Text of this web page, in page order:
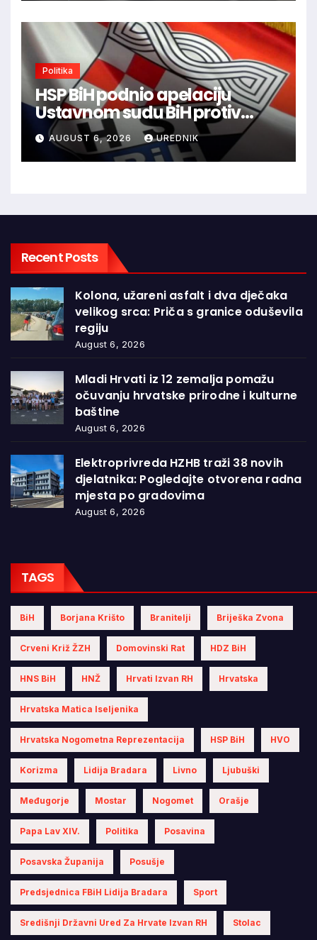
Politika
HSP BiH podnio apelaciju
Ustavnom sudu BiH protiv
ovjere kandidature Slavena
Kovačevića
AUGUST 6, 2026 UREDNIK
Recent Posts
Kolona, užareni asfalt i dva dječaka
velikog srca: Priča s granice oduševila
regiju
August 6, 2026
Mladi Hrvati iz 12 zemalja pomažu
očuvanju hrvatske prirodne i kulturne
baštine
August 6, 2026
Elektroprivreda HZHB traži 38 novih
djelatnika: Pogledajte otvorena radna
mjesta po gradovima
August 6, 2026
TAGS
BiH Borjana Krišto Branitelji Briješka Zvona
Crveni Križ ŽZH Domovinski Rat HDZ BiH
HNS BiH HNŽ Hrvati Izvan RH Hrvatska
Hrvatska Matica Iseljenika
Hrvatska Nogometna Reprezentacija HSP BiH HVO
Korizma Lidija Bradara Livno Ljubuški
Međugorje Mostar Nogomet Orašje
Papa Lav XIV. Politika Posavina
Posavska Županija Posušje
Predsjednica FBiH Lidija Bradara Sport
Središnji Državni Ured Za Hrvate Izvan RH Stolac